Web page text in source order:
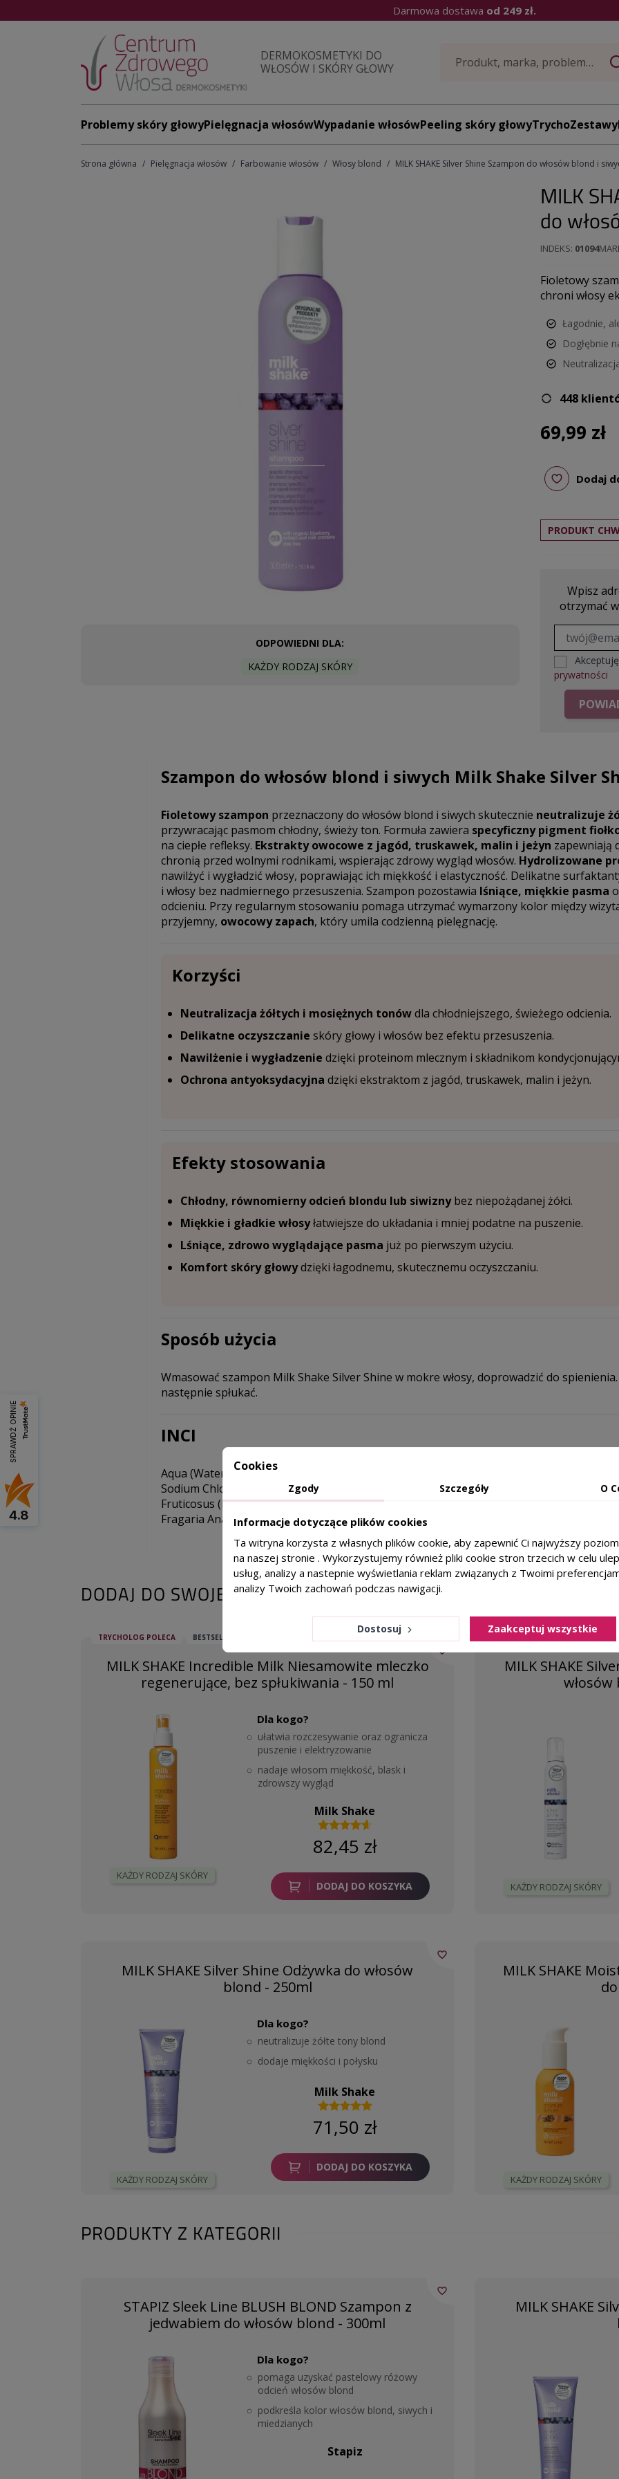
Darmowa dostawa od 249 zł.
DERMOKOSMETYKI DO
WŁOSÓW I SKÓRY GŁOWY
Problemy skóry głowyPielęgnacja włosówWypadanie włosówPeeling skóry głowyTrychoZestawy
Strona główna Pielęgnacja włosów Farbowanie włosów Włosy blond MILK SHAKE Silver Shine Szampon do włosów blond i
ODPOWIEDNI DLA:
KAŻDY RODZAJ SKÓRY
MILK
do
INDEKS 01094
Fioletowy
chroni włosy
Łagodnie,
Dogłębnie
448
69,99 zł
Dodaj
PRODUKT
Wpisz
otrzymać
prywatności
Szampon do włosów blond i siwych Milk Shake Silver
Fioletowy szampon przeznaczony do włosów blond i siwych skutecznie neutralizuje
przywracając pasmom chłodny, świeży ton. Formuła zawiera specyficzny pigment
na ciepłe refleksy. Ekstrakty owocowe z jagód, truskawek, malin i jeżyn zapewniają
chronią przed wolnymi rodnikami, wspierając zdrowy wygląd włosów. Hydrolizowane
nawilżyć i wygładzić włosy, poprawiając ich miękkość i elastyczność. Delikatne
i włosy bez nadmiernego przesuszenia. Szampon pozostawia lśniące, miękkie pasma
odcieniu. Przy regularnym stosowaniu pomaga utrzymać wymarzony kolor między
przyjemny, owocowy zapach, który umila codzienną pielęgnację.
Korzyści
Neutralizacja żółtych i mosiężnych tonówdla chłodniejszego, świeżego odcienia.
Delikatne oczyszczanie skóry głowy i włosów bez efektu przesuszenia.
Nawilżenie i wygładzenie dzięki proteinom mlecznym i składnikom
Ochrona antyoksydacyjna dzięki ekstraktom z jagód, truskawek, malin i jeżyn.
Efekty stosowania
Chłodny, równomierny odcień blondu lub siwiznybez niepożądanej żółci.
Miękkie i gładkie włosyłatwiejsze do układania i mniej podatne na puszenie.
Lśniące, zdrowo wyglądające pasma już po pierwszym użyciu.
Komfort skóry głowydzięki łagodnemu, skutecznemu oczyszczaniu.
Sposób użycia
Wmasować szampon Milk Shake Silver Shine w mokre włosy, doprowadzić do
następnie spłukać.
INCI
Aqua (Water), Ammonium Lauryl Sulfate, Cocamidopropyl Betaine, Disodium Laureth
Sodium Chloride, Acid Violet 43, Glycol Distearate, Laureth-4, Guar
Fruticosus (Blackberry) Fruit Extract, Rubus Idaeus (Raspberry) Leaf Extract, Vaccinium
Fragaria Ananassa (Strawberry) Fruit Extract, Sodium Benzoate
DODAJ DO SWOJEJ KURACJI
TRYCHOLOG POLECA BESTSELLER
MILK SHAKE Incredible Milk Niesamowite mleczko
regenerujące, bez spłukiwania - 150 ml
KAŻDY RODZAJ SKÓRY
Dla kogo?
ułatwia rozczesywanie oraz ogranicza
puszenie i elektryzowanie
nadaje włosom miękkość, blask i
zdrowszy wygląd
Milk Shake
82,45 zł
DODAJ DO KOSZYKA
favorite_border
MILK SHAKE
KAŻDY RODZAJ SKÓRY
MILK SHAKE Silver Shine Odżywka do włosów
blond - 250ml
KAŻDY RODZAJ SKÓRY
Dla kogo?
neutralizuje żółte tony blond
dodaje miękkości i połysku
Milk Shake
71,50 zł
DODAJ DO KOSZYKA
favorite_border
MILK SHAKE
KAŻDY RODZAJ SKÓRY
PRODUKTY Z KATEGORII
STAPIZ Sleek Line BLUSH BLOND Szampon z
jedwabiem do włosów blond - 300ml
Dla kogo?
pomaga uzyskać pastelowy różowy
odcień włosów blond
podkreśla kolor włosów blond, siwych i
miedzianych
Stapiz
favorite_border
MILK SHAKE
SPRAWDŹ OPINIE
4.8
Cookies
Zgody Szczegóły O
Informacje dotyczące plików cookies
Ta witryna korzysta z własnych plików cookie, aby zapewnić Ci najwyższy
na naszej stronie . Wykorzystujemy również pliki cookie stron trzecich w celu
usług, analizy a nastepnie wyświetlania reklam związanych z Twoimi
analizy Twoich zachowań podczas nawigacji.
Dostosuj Zaakceptuj wszystkie